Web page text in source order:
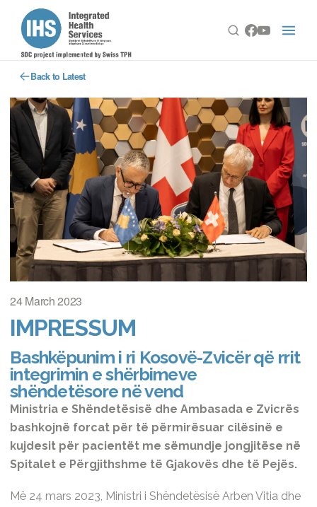
Back to Latest
24 March 2023
IMPRESSUM
Bashkëpunim i ri Kosovë-Zvicër që rrit
integrimin e shërbimeve
shëndetësore në vend
Ministria e Shëndetësisë dhe Ambasada e Zvicrës
bashkojnë forcat për të përmirësuar cilësinë e
kujdesit për pacientët me sëmundje jongjitëse në
Spitalet e Përgjithshme të Gjakovës dhe të Pejës.
Më 24 mars 2023, Ministri i Shëndetësisë Arben Vitia dhe